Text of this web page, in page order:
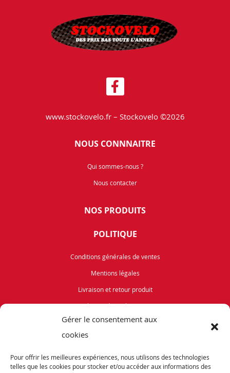
Gérer le consentement aux
cookies
Pour offrir les meilleures expériences, nous utilisons des technologies
telles que les cookies pour stocker et/ou accéder aux informations des
www.stockovelo.fr – Stockovelo ©2026
NOUS CONNNAITRE
Qui sommes-nous ?
Nous contacter
NOS PRODUITS
POLITIQUE
Conditions générales de ventes
Mentions légales
Livraison et retour produit
Politique de cookies (UE)
Occasions